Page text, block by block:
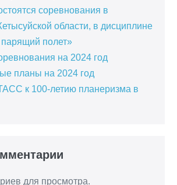
соревнования в
области, в дисциплине
полет»
на 2024 год
планы на 2024 год
к 100-летию планеризма в
для просмотра.